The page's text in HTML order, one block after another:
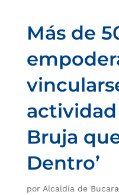
Más de
actividad
Bruja
Dentro’
por Alcaldía de